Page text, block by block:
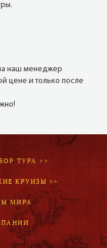
наш менеджер
цене и только после
ТУРА >>
КРУИЗЫ >>
МИРА